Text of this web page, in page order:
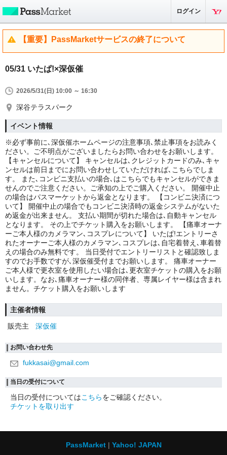
ログイン
【重要】PassMarketサービスの終了について
05/31 いたぱ!×深仮催
2026/5/31(日) 10:00 ～ 16:30
深谷テラスパーク
イベント情報
※必ず事前に､深仮催ホームページの注意事項､禁止事項をお読みく
ださい。ご不明点がございましたらお問い合わせをお願いします。
【キャンセルについて】 キャンセルは､クレジットカードのみ､キャ
ンセルは前日までにお問い合わせしていただければ､こちらでしま
す。 また､コンビニ支払いの場合､はこちらでもキャンセルができま
せんのでご注意ください。ご承知の上でご購入ください。 開催中止
の場合はパスマーケットから返金となります。 【コンビニ決済につ
いて】 開催中止の場合でもコンビニ決済時の返金システムがないた
め返金が出来ません。 支払い期間が切れた場合は､自動キャンセル
となります。 その上でチケット購入をお願いします。 【痛車オーナ
ーご本人様のカメラマン､コスプレについて】 いたぱ!エントリーさ
れたオーナーご本人様のカメラマン､コスプレは､自宅着替え､車着替
えの場合のみ無料です。 当日受付でエントリーリストと確認致しま
すのでお手数ですが､深仮催受付までお願いします。 痛車オーナー
ご本人様で更衣室を使用したい場合は､更衣室チケットの購入をお願
いします。なお､痛車オーナー様の同伴者、専属レイヤー様は含まれ
ません。チケット購入をお願いします
主催者情報
販売主
深仮催
お問い合わせ先
fukkasai@gmail.com
当日の受付について
当日の受付についてはこちらをご確認ください。
チケットを取り出す
PassMarket Yahoo! JAPAN